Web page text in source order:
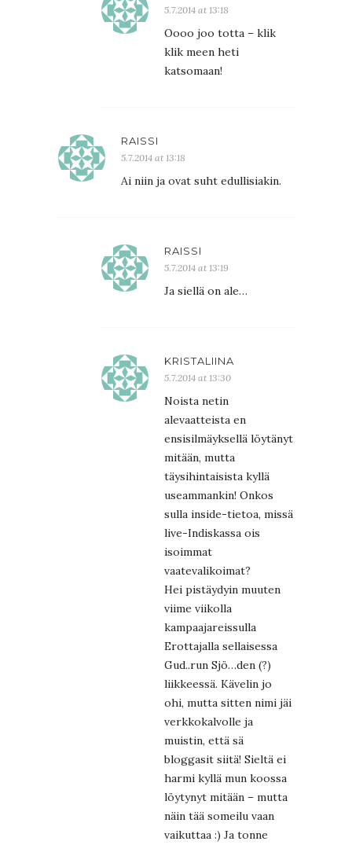
5.7.2014 at 13:18
Oooo joo totta – klik
klik meen heti
katsomaan!
RAISSI
5.7.2014 at 13:18
Ai niin ja ovat suht edullisiakin.
RAISSI
5.7.2014 at 13:19
Ja siellä on ale…
KRISTALIINA
5.7.2014 at 13:30
Noista netin
alevaatteista en
ensisilmäyksellä löytänyt
mitään, mutta
täysihintaisista kyllä
useammankin! Onkos
sulla inside-tietoa, missä
live-Indiskassa ois
isoimmat
vaatevalikoimat?
Hei pistäydyin muuten
viime viikolla
kampaajareissulla
Erottajalla sellaisessa
Gud..run Sjö…den (?)
liikkeessä. Kävelin jo
ohi, mutta sitten nimi jäi
verkkokalvolle ja
muistin, että sä
bloggasit siitä! Sieltä ei
harmi kyllä mun koossa
löytynyt mitään – mutta
näin tää someilu vaan
vaikuttaa :) Ja tonne